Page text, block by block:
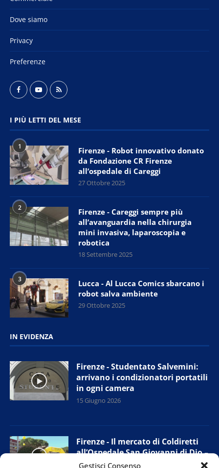
Gestisci Consenso
Dove siamo
Privacy
Preferenze
I PIÙ LETTI DEL MESE
1
Firenze - Robot innovativo donato
da Fondazione CR Firenze
all’ospedale di Careggi
27 Ottobre 2025
2
Firenze - Careggi sempre più
all’avanguardia nella chirurgia
mini invasiva, laparoscopia e
robotica
18 Settembre 2025
3
Lucca - Al Lucca Comics sbarcano i
robot salva ambiente
29 Ottobre 2025
IN EVIDENZA
Firenze - Studentato Salvemini:
arrivano i condizionatori portatili
in ogni camera
15 Giugno 2026
Firenze - Il mercato di Coldiretti
all’Ospedale San Giovanni di Dio –
Torregalli